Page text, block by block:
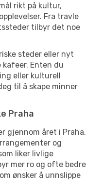
rikt på kultur,
Fra travle
tilbyr det noe
steder eller nyt
Enten du
eller kulturell
til å skape minner
Praha
gjennom året i Praha.
og
liker livlige
mer ro og ofte bedre
ønsker å unnslippe